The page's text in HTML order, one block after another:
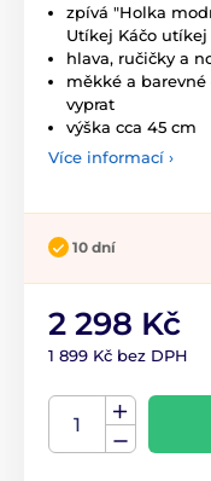
zpívá "Holka
Utíkej Káčo utíkej
hlava, ručičky a
měkké a
vyprat
výška cca 45 cm
Více informací ›
10 dní
2 298 Kč
1 899 Kč bez DPH